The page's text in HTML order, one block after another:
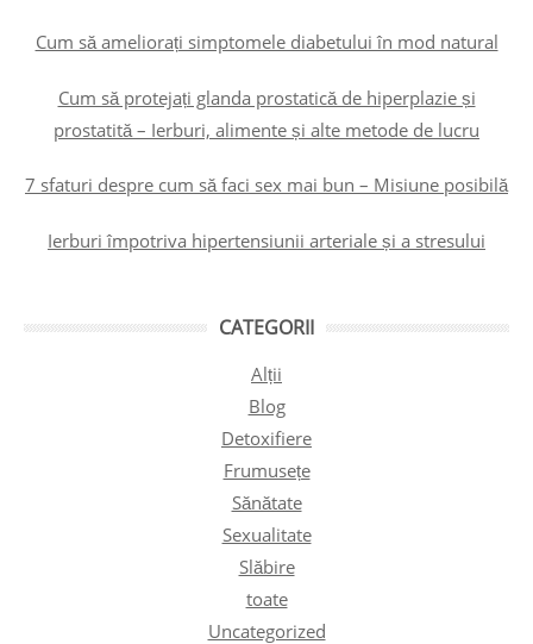
Cum să ameliorați simptomele diabetului în mod natural
Cum să protejați glanda prostatică de hiperplazie și
prostatită – Ierburi, alimente și alte metode de lucru
7 sfaturi despre cum să faci sex mai bun – Misiune posibilă
Ierburi împotriva hipertensiunii arteriale și a stresului
CATEGORII
Alții
Blog
Detoxifiere
Frumusețe
Sănătate
Sexualitate
Slăbire
toate
Uncategorized